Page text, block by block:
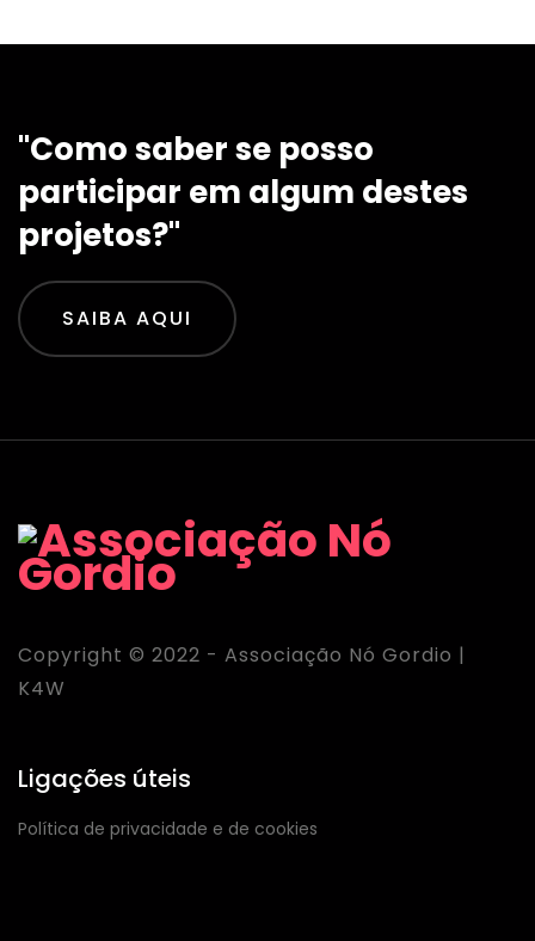
"Como saber se posso
participar em algum destes
projetos?"
SAIBA AQUI
Copyright © 2022 - Associação Nó Gordio |
K4W
Ligações úteis
Política de privacidade e de cookies